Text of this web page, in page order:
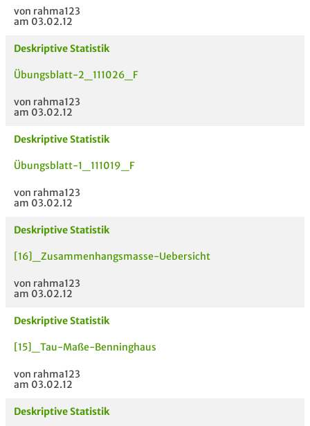
von rahma123
am 03.02.12
Deskriptive Statistik
Übungsblatt-2_111026_F
von rahma123
am 03.02.12
Deskriptive Statistik
Übungsblatt-1_111019_F
von rahma123
am 03.02.12
Deskriptive Statistik
[16]_Zusammenhangsmasse-Uebersicht
von rahma123
am 03.02.12
Deskriptive Statistik
[15]_Tau-Maße-Benninghaus
von rahma123
am 03.02.12
Deskriptive Statistik